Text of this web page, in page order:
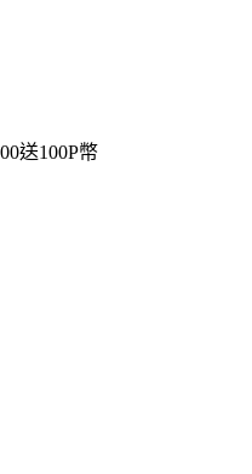
送100P幣